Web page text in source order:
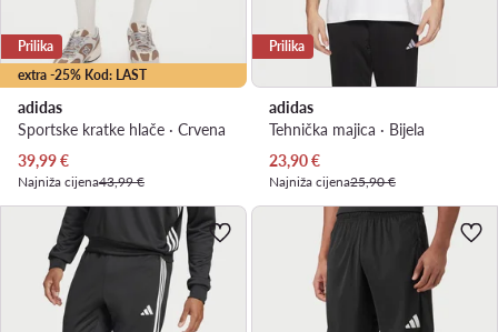
extra -25% Kod: LAST
Prilika
adidas
Sportske kratke hlače · Crvena
Trenutna cijena
39,99€
Najniža cijena43,99 €
Prilika
adidas
Tehnička majica · Bijela
Trenutna cijena
23,90€
Najniža cijena25,90 €